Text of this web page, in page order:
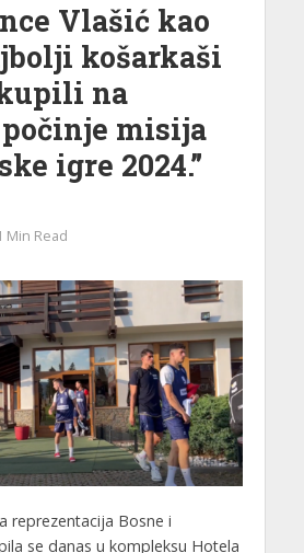
Vlašić kao
košarkaši
na
misija
igre 2024.”
Min Read
reprezentacija Bosne i
se danas u kompleksu Hotela